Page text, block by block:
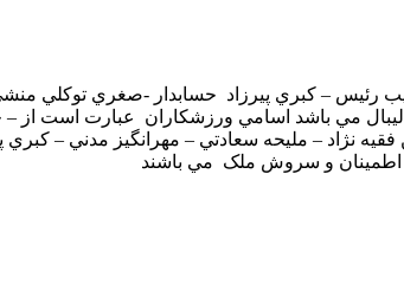
رئيس – کبري پيرزاد حسابدار -صغري توکلي
مي باشد اسامي ورزشکاران عبارت است
نژاد – مليحه سعادتي – مهرانگيز مدني – کبري
اطمينان و سروش ملک مي باشند